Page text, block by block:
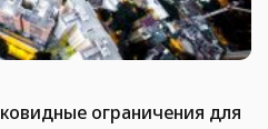
ограничения для